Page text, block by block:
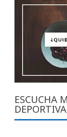
ESCUCHA